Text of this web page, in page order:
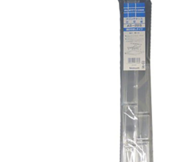
アバンテV2レターケースフロアケ
引出しを仕切ります。
仕切り板を使って引き出し内を小分けできる